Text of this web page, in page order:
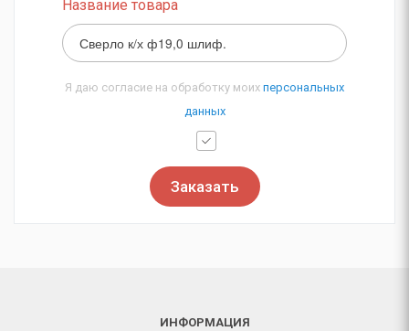
Название товара
Я даю согласие на обработку моих персональных
данных
Заказать
ИНФОРМАЦИЯ